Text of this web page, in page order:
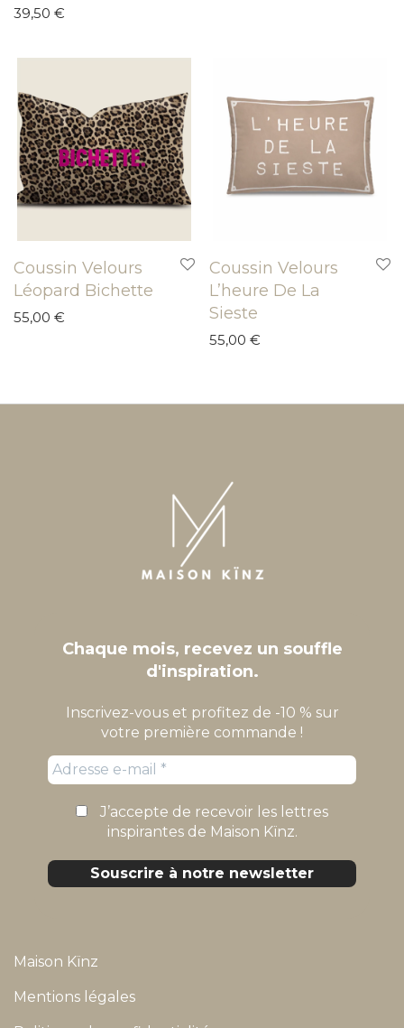
39,50 €
Coussin Velours
Léopard Bichette
55,00 €
Coussin Velours
L’heure De La
Sieste
55,00 €
Chaque mois, recevez un souffle
d'inspiration.
Inscrivez-vous et profitez de -10 % sur
votre première commande !
J’accepte de recevoir les lettres
inspirantes de Maison Kïnz.
Maison Kïnz
Mentions légales